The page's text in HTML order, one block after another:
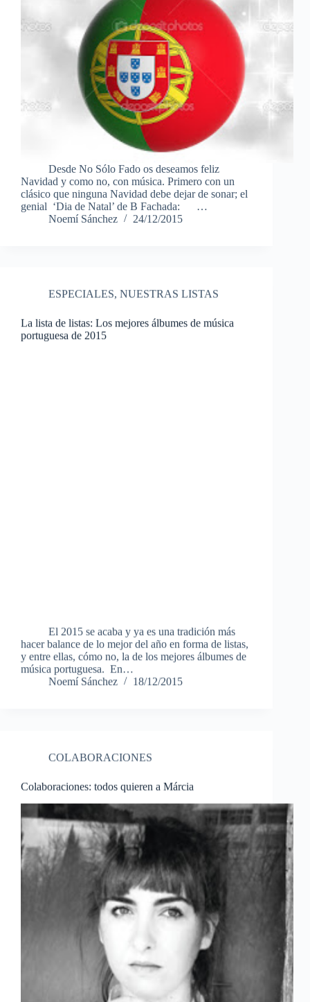
Desde No Sólo Fado os deseamos feliz
Navidad y como no, con música. Primero con un
clásico que ninguna Navidad debe dejar de sonar; el
genial ‘Dia de Natal’ de B Fachada: …
Noemí Sánchez
24/12/2015
ESPECIALES, NUESTRAS LISTAS
La lista de listas: Los mejores álbumes de música
portuguesa de 2015
El 2015 se acaba y ya es una tradición más
hacer balance de lo mejor del año en forma de listas,
y entre ellas, cómo no, la de los mejores álbumes de
música portuguesa. En…
Noemí Sánchez
18/12/2015
COLABORACIONES
Colaboraciones: todos quieren a Márcia